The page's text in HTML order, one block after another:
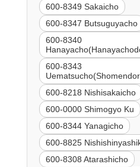
600-8349 Sakaicho
600-8347 Butsuguyacho
600-8340
600-8343
600-8218 Nishisakaicho
600-0000 Shimogyo Ku
600-8344 Yanagicho
600-8825
600-8308 Atarashicho